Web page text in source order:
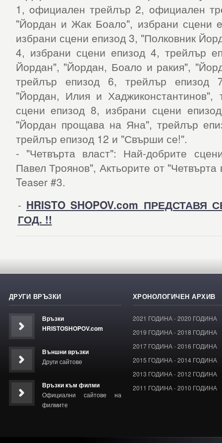
1, oфициален трейлър 2, oфициален
"Йордан и Жак Боалo", избрани сцени
избрани сцени eпизод 3, "Полковник
4, избрани сцени eпизод 4, трейлър
Йордан", "Йордан, Боалo и ракия",
трейлър епизод 6, трейлър епизод
"Йордан, Илия и Хаджиконстантинов",
сцени eпизод 8, избрани сцени
"Йордан прощава на Яна", трейлър
трейлър епизод 12 и "Свърши се!".
- "Четвърта власт": Най-добрите
Павел Троянов", Актьорите от
Teaser #3.
- HRISTO SHOPOV.com
ГОД. !!
ДРУГИ ВРЪЗКИ
Връзки
HRISTOSHOPOV.com
Външни връзки
Други сайтове
Връзки към филми
Официални сайтове на
филмите
ХРОНОЛОГИЧЕН АРХИВ
2021 ГОДИНА-2020 ГОДИНА
2019 ГОДИНА-2018 ГОДИНА
2017 ГОДИНА-2016 ГОДИНА
2015 ГОДИНА-2014 ГОДИНА
2013 ГОДИНА-2012 ГОДИНА
2011 ГОДИНА-2010 ГОДИНА